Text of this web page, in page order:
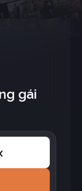
gái